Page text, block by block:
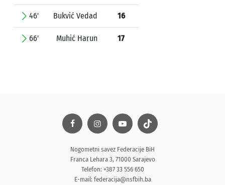
46' Bukvić Vedad 16
66' Muhić Harun 17
Nogometni savez Federacije BiH
Franca Lehara 3, 71000 Sarajevo
Telefon: +387 33 556 650
E-mail: federacija@nsfbih.ba